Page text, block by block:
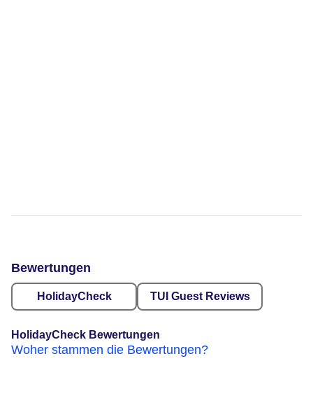
Bewertungen
HolidayCheck TUI Guest Reviews
HolidayCheck Bewertungen
Woher stammen die Bewertungen?